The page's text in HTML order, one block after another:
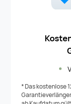
* Das kostenlose